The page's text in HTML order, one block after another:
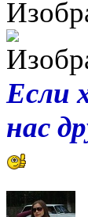
Если
нас